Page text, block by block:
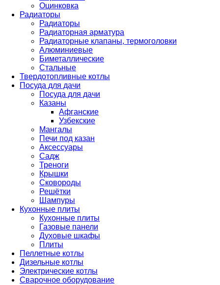
Оцинковка
Радиаторы
Радиаторы
Радиаторная арматура
Радиаторные клапаны, термоголовки
Алюминиевые
Биметаллические
Стальные
Твердотопливные котлы
Посуда для дачи
Посуда для дачи
Казаны
Афганские
Узбекские
Мангалы
Печи под казан
Аксессуары
Садж
Треноги
Крышки
Сковороды
Решётки
Шампуры
Кухонные плиты
Кухонные плиты
Газовые панели
Духовые шкафы
Плиты
Пеллетные котлы
Дизельные котлы
Электрические котлы
Сварочное оборудование